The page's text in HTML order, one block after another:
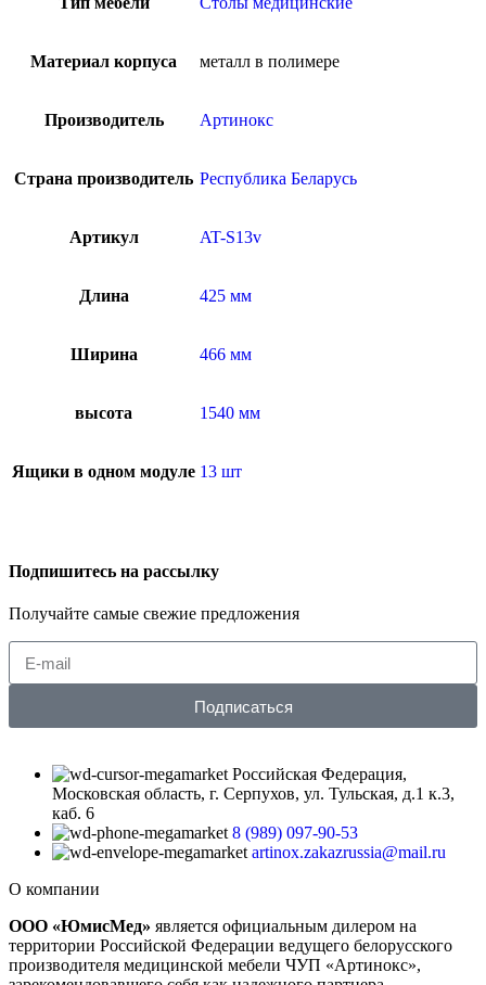
Материал корпуса металл в полимере
Производитель Артинокс
Страна производитель Республика Беларусь
Артикул AT-S13v
Длина 425 мм
Ширина 466 мм
высота 1540 мм
Ящики в одном модуле 13 шт
Подпишитесь на рассылку
Получайте самые свежие предложения
Подписаться
Российская Федерация,
Московская область, г. Серпухов, ул. Тульская, д.1 к.3,
каб. 6
8 (989) 097-90-53
artinox.zakazrussia@mail.ru
О компании
ООО «ЮмисМед» является официальным дилером на
территории Российской Федерации ведущего белорусского
производителя медицинской мебели ЧУП «Артинокс»,